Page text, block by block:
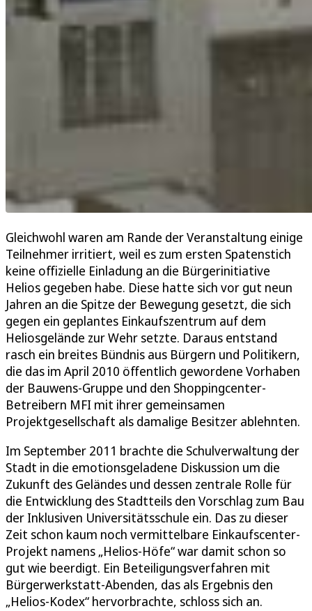
Gleichwohl waren am Rande der Veranstaltung einige
Teilnehmer irritiert, weil es zum ersten Spatenstich
keine offizielle Einladung an die Bürgerinitiative
Helios gegeben habe. Diese hatte sich vor gut neun
Jahren an die Spitze der Bewegung gesetzt, die sich
gegen ein geplantes Einkaufszentrum auf dem
Heliosgelände zur Wehr setzte. Daraus entstand
rasch ein breites Bündnis aus Bürgern und Politikern,
die das im April 2010 öffentlich gewordene Vorhaben
der Bauwens-Gruppe und den Shoppingcenter-
Betreibern MFI mit ihrer gemeinsamen
Projektgesellschaft als damalige Besitzer ablehnten.
Im September 2011 brachte die Schulverwaltung der
Stadt in die emotionsgeladene Diskussion um die
Zukunft des Geländes und dessen zentrale Rolle für
die Entwicklung des Stadtteils den Vorschlag zum Bau
der Inklusiven Universitätsschule ein. Das zu dieser
Zeit schon kaum noch vermittelbare Einkaufscenter-
Projekt namens „Helios-Höfe“ war damit schon so
gut wie beerdigt. Ein Beteiligungsverfahren mit
Bürgerwerkstatt-Abenden, das als Ergebnis den
„Helios-Kodex“ hervorbrachte, schloss sich an.